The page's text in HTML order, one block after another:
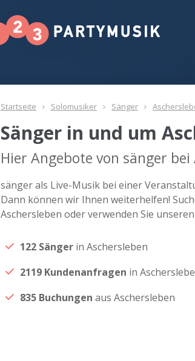
Startseite Solomusiker Sänger
Sänger in und um
Hier Angebote von sänger
sänger als Live-Musik bei einer
Dann können wir Ihnen weiterhelfen!
Aschersleben oder verwenden Sie
122 Sänger in Aschersleben
2119 Kundenanfragen in
835 Buchungen aus Aschersleben